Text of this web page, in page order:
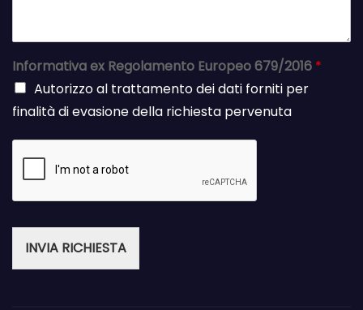
Informativa ex Regolamento Europeo 679/2016 *
Autorizzo al trattamento dei dati forniti per
finalità di evasione della richiesta pervenuta
INVIA RICHIESTA